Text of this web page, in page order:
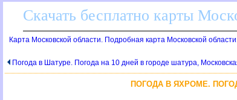
Скачать бесплатно карты
Карта Московской области. Подробная карта Московской
Погода в Шатуре. Погода на 10 дней в городе шатура,
ПОГОДА В ЯХРОМЕ.